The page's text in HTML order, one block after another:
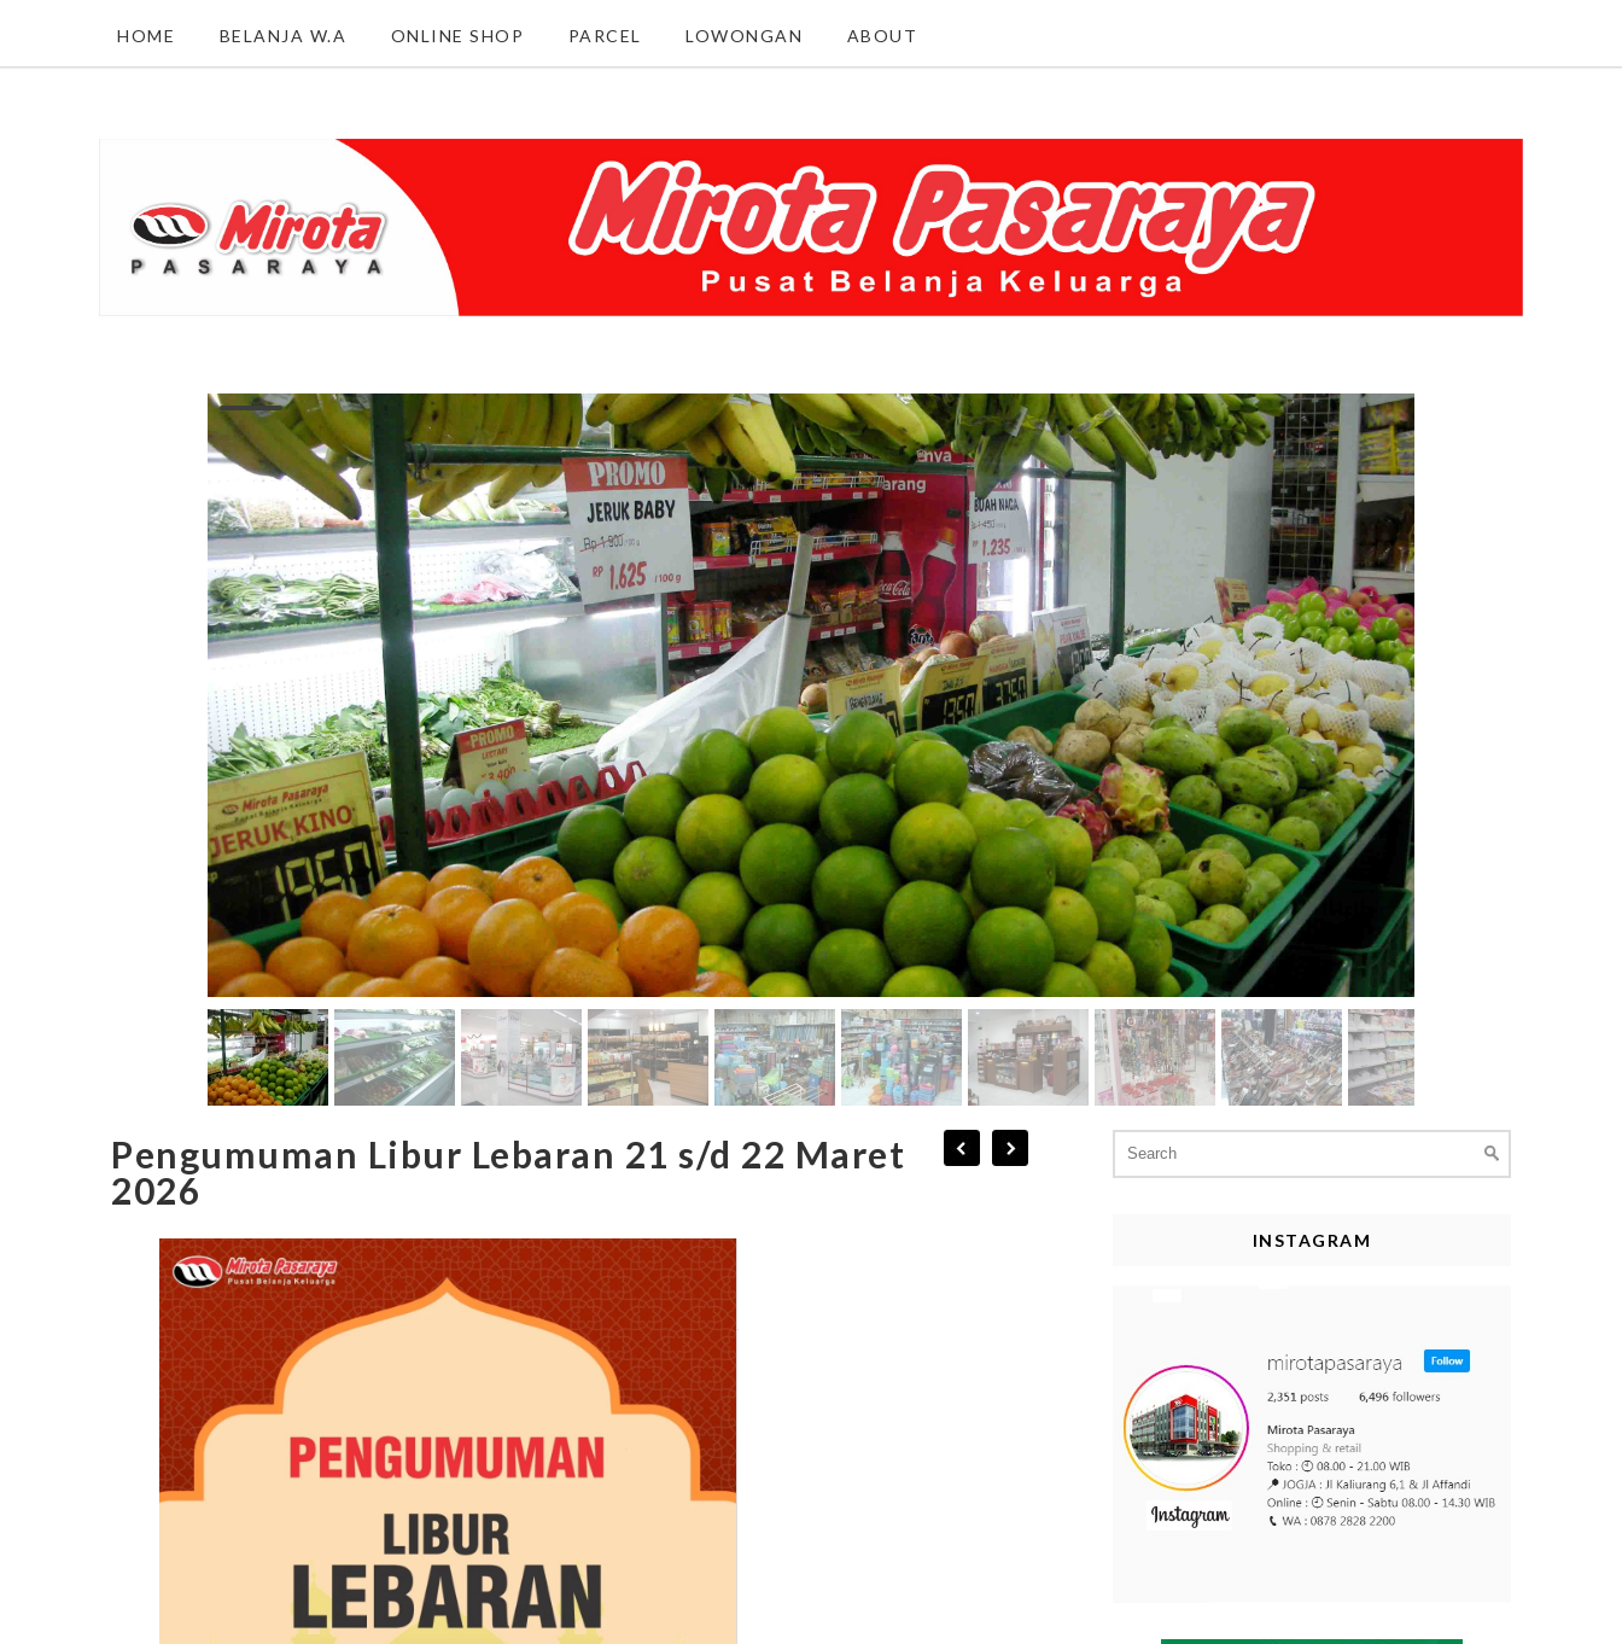
HOME BELANJA W.A ONLINE SHOP PARCEL LOWONGAN ABOUT
Pengumuman Libur Lebaran 21 s/d 22 Maret
2026
for:
INSTAGRAM